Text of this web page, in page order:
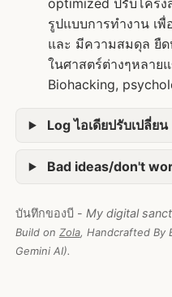
รูปแบบการทำงาน เ
และ มีความสมดุล ยื
ในศาสตร์ต่างๆหลาย
Biohacking,
Log ไอเดียปรับเปลี่ยน
Bad ideas/don't
บันทึกของบี - My digital
Build on Zola, Handcrafted By
Gemini AI).